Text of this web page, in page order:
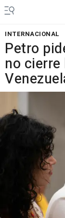
INTERNACIONAL
Petro
no